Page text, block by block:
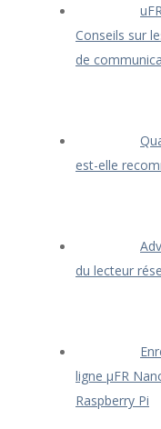
Conseils sur
de
est-elle
du lecteur
ligne μFR
Raspberry Pi